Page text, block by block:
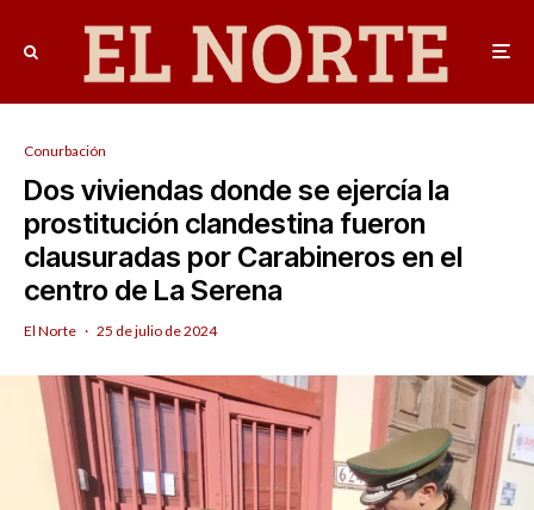
Conurbación
Dos viviendas donde se ejercía la
prostitución clandestina fueron
clausuradas por Carabineros en el
centro de La Serena
El Norte · 25 de julio de 2024